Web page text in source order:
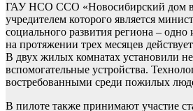
ГАУ НСО ССО «Новосибирский дом
учредителем которого является
социального развития региона –
на протяжении трех месяцев
В двух жилых комнатах установили
вспомогательные устройства.
востребованными среди пожилых
В пилоте также принимают участие